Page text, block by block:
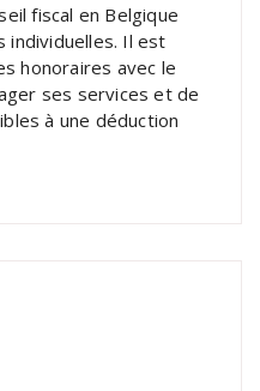
fiscal en Belgique
individuelles. Il est
honoraires avec le
ses services et de
à une déduction